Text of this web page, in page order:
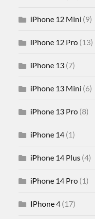
iPhone 12 Mini (9)
iPhone 12 Pro (13)
iPhone 13 (7)
iPhone 13 Mini (6)
iPhone 13 Pro (8)
iPhone 14 (1)
iPhone 14 Plus (4)
iPhone 14 Pro (1)
IPhone 4 (17)